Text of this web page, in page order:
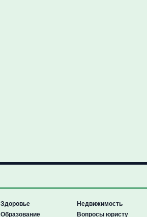
Здоровье
Образование
Недвижимость
Вопросы юристу